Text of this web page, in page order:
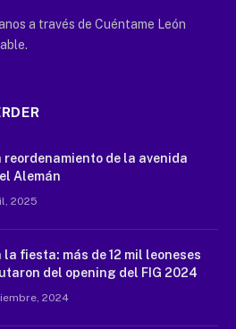
a través de Cuéntame León
reordenamiento de la avenida
Alemán
2025
la fiesta: más de 12 mil leoneses
del opening del FIG 2024
2024